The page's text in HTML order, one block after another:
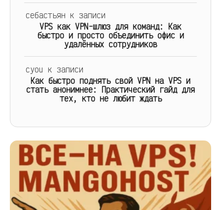
себастьян к записи
VPS как VPN-шлюз для команд: Как
быстро и просто объединить офис и
удалённых сотрудников
cyou к записи
Как быстро поднять свой VPN на VPS и
стать анонимнее: Практический гайд для
тех, кто не любит ждать